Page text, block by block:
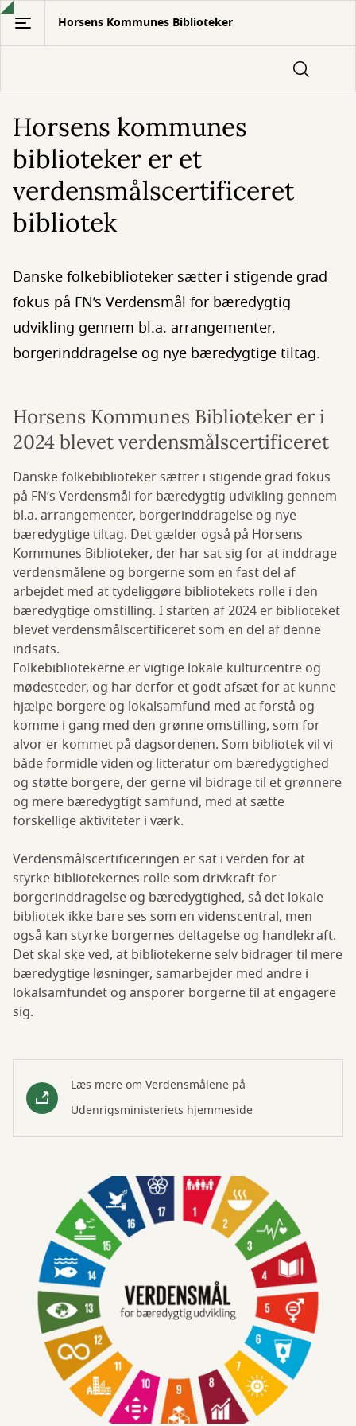
Gå
hovedindhold
Horsens Kommunes Biblioteker
Horsens kommunes
biblioteker er et
verdensmålscertificeret
bibliotek
Danske folkebiblioteker sætter i stigende grad
fokus på FN’s Verdensmål for bæredygtig
udvikling gennem bl.a. arrangementer,
borgerinddragelse og nye bæredygtige tiltag.
Horsens Kommunes Biblioteker er i
2024 blevet verdensmålscertificeret
Danske folkebiblioteker sætter i stigende grad fokus
på FN’s Verdensmål for bæredygtig udvikling gennem
bl.a. arrangementer, borgerinddragelse og nye
bæredygtige tiltag. Det gælder også på Horsens
Kommunes Biblioteker, der har sat sig for at inddrage
verdensmålene og borgerne som en fast del af
arbejdet med at tydeliggøre bibliotekets rolle i den
bæredygtige omstilling. I starten af 2024 er biblioteket
blevet verdensmålscertificeret som en del af denne
indsats.
Folkebibliotekerne er vigtige lokale kulturcentre og
mødesteder, og har derfor et godt afsæt for at kunne
hjælpe borgere og lokalsamfund med at forstå og
komme i gang med den grønne omstilling, som for
alvor er kommet på dagsordenen. Som bibliotek vil vi
både formidle viden og litteratur om bæredygtighed
og støtte borgere, der gerne vil bidrage til et grønnere
og mere bæredygtigt samfund, med at sætte
forskellige aktiviteter i værk.
Verdensmålscertificeringen er sat i verden for at
styrke bibliotekernes rolle som drivkraft for
borgerinddragelse og bæredygtighed, så det lokale
bibliotek ikke bare ses som en videnscentral, men
også kan styrke borgernes deltagelse og handlekraft.
Det skal ske ved, at bibliotekerne selv bidrager til mere
bæredygtige løsninger, samarbejder med andre i
lokalsamfundet og ansporer borgerne til at engagere
sig.
Læs mere om Verdensmålene på
Udenrigsministeriets hjemmeside